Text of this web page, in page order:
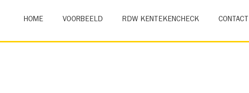
HOME VOORBEELD RDW KENTEKENCHECK CONTACT